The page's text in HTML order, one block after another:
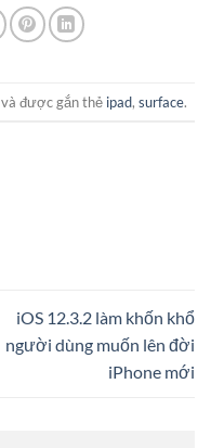
và được gắn thẻ ipad, surface.
iOS 12.3.2 làm khốn khổ
người dùng muốn lên đời
iPhone mới